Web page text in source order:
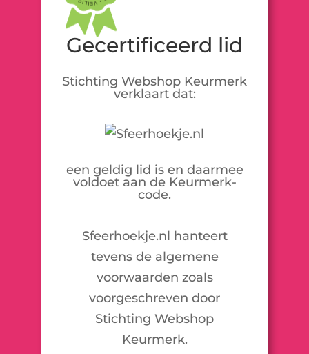
Gecertificeerd lid
Stichting Webshop Keurmerk
verklaart dat:
een geldig lid is en daarmee
voldoet aan de Keurmerk-
code.
Sfeerhoekje.nl hanteert
tevens de algemene
voorwaarden zoals
voorgeschreven door
Stichting Webshop
Keurmerk.